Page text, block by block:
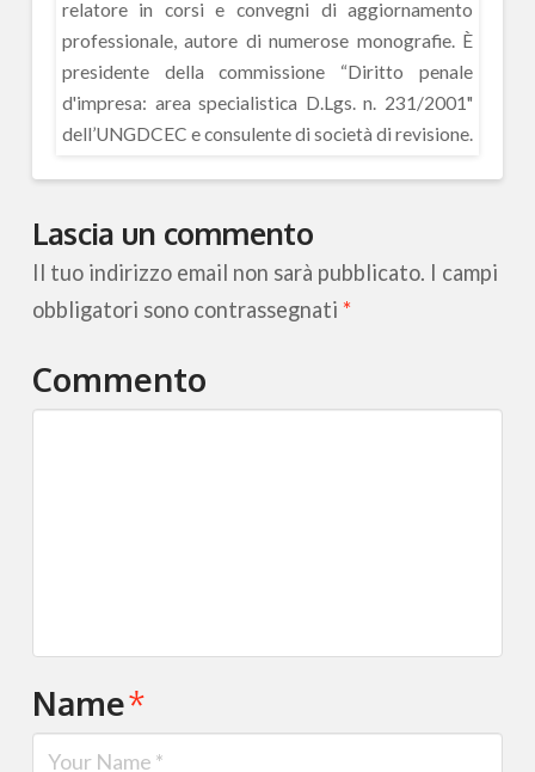
relatore in corsi e convegni di aggiornamento
professionale, autore di numerose monografie. È
presidente della commissione “Diritto penale
d'impresa: area specialistica D.Lgs. n. 231/2001"
dell’UNGDCEC e consulente di società di revisione.
Lascia un commento
Il tuo indirizzo email non sarà pubblicato. I campi
obbligatori sono contrassegnati *
Commento
Name*